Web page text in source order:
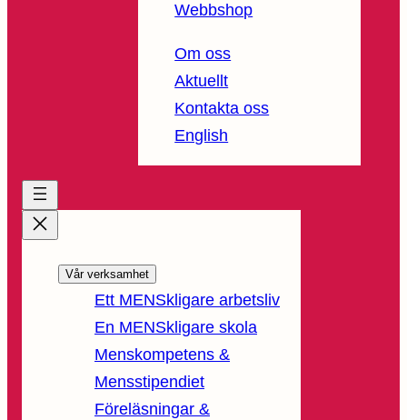
Webbshop
Om oss
Aktuellt
Kontakta oss
English
Vår verksamhet
Ett MENSkligare arbetsliv
En MENSkligare skola
Menskompetens &
Mensstipendiet
Föreläsningar &